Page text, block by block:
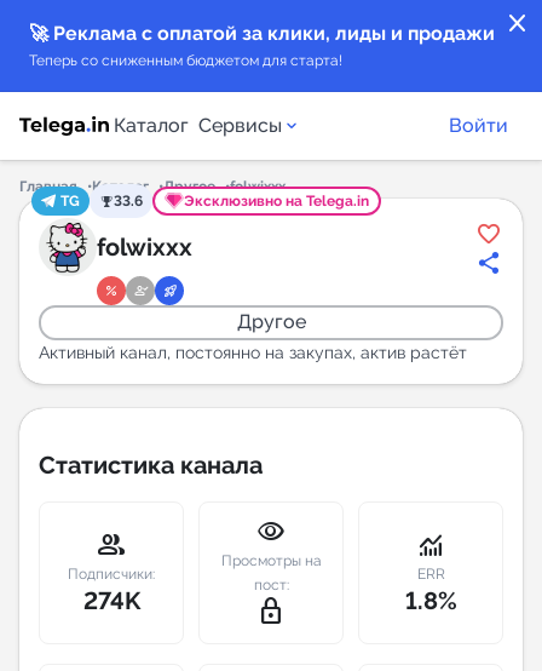
close
🚀 Реклама с оплатой за клики, лиды и продажи
Теперь со сниженным бюджетом для старта!
Каталог Сервисы
Каталог каналов
Каталог ботов
Горящие предложения
Индекс читаемости каналов в Telegram
New
Индивидуальное сопровождение
Войти
Главная Каталог Другое
folwixxx
TG
33.6 Эксклюзивно на Telega.in
folwixxx
Другое
Активный канал, постоянно на закупах, актив растёт
Статистика канала
group
Подписчики:
274K
visibility
Просмотры на
пост:
lock_outline
monitoring
ERR
1.8%